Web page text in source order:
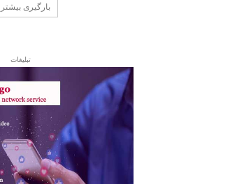
بارگیری بیشتر
تبلیغات